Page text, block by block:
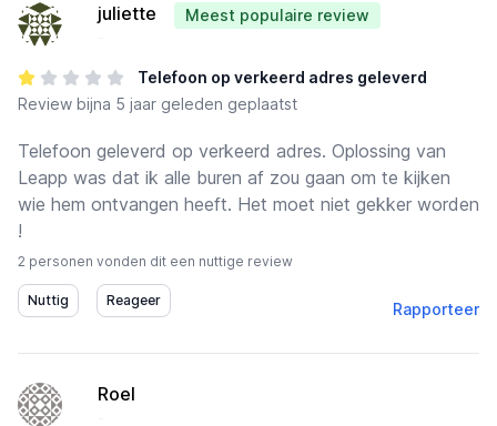
juliette Meest populaire review
Telefoon op verkeerd adres geleverd
Review bijna 5 jaar geleden geplaatst
Telefoon geleverd op verkeerd adres. Oplossing van
Leapp was dat ik alle buren af zou gaan om te kijken
wie hem ontvangen heeft. Het moet niet gekker worden
!
2 personen vonden dit een nuttige review
Rapporteer
Roel